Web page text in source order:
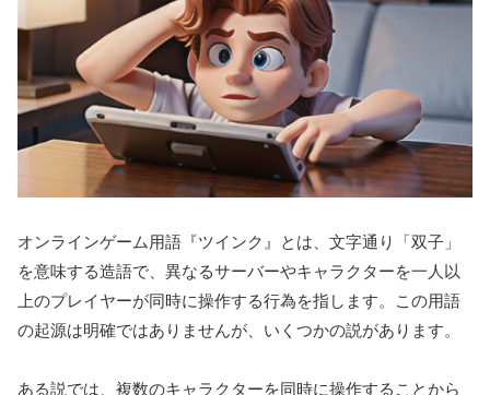
オンラインゲーム用語『ツインク』とは、文字通り「双子」
を意味する造語で、異なるサーバーやキャラクターを一人以
上のプレイヤーが同時に操作する行為を指します。この用語
の起源は明確ではありませんが、いくつかの説があります。
ある説では、複数のキャラクターを同時に操作することから